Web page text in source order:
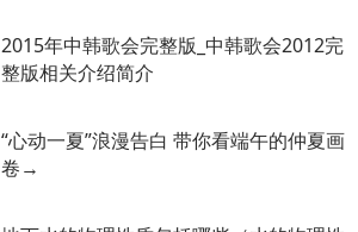
2015年中韩歌会完整版_中韩歌会2012完
整版相关介绍简介
“心动一夏”浪漫告白 带你看端午的仲夏画
卷→